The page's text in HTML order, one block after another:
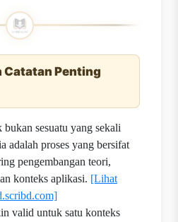
Catatan Penting
sesuatu yang sekali
adalah proses yang bersifat
pengembangan teori,
konteks aplikasi. [Lihat
valid untuk satu konteks